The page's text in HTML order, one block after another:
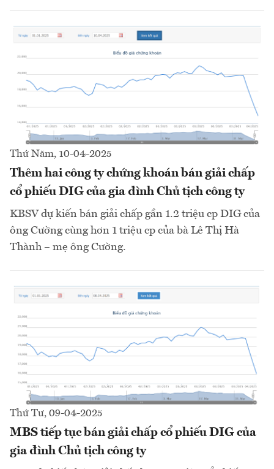
Thứ Năm, 10-04-2025
Thêm hai công ty chứng khoán bán giải chấp
cổ phiếu DIG của gia đình Chủ tịch công ty
KBSV dự kiến bán giải chấp gần 1.2 triệu cp DIG của
ông Cường cùng hơn 1 triệu cp của bà Lê Thị Hà
Thành – mẹ ông Cường.
Thứ Tư, 09-04-2025
MBS tiếp tục bán giải chấp cổ phiếu DIG của
gia đình Chủ tịch công ty